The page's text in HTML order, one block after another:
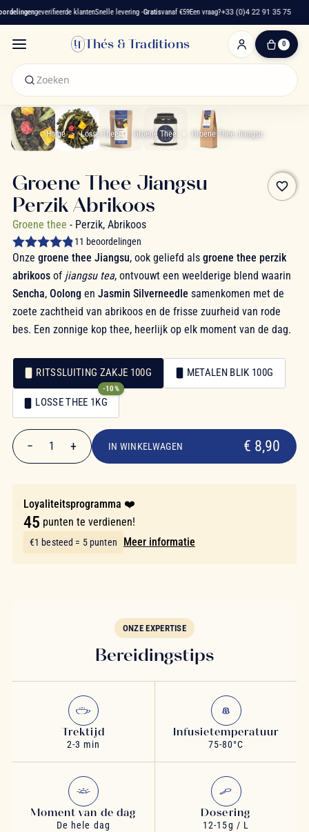
geverifieerde klantenSnelle levering -Gratisvanaf €59Een vraag?+33 (0)4 22 91 35 75
Thés & Traditions 0
0
Home Losse Thee Groene Thee Groene Thee Jiangsu
favorite_border
Groene Thee Jiangsu
Perzik Abrikoos
Groene thee - Perzik, Abrikoos
11 beoordelingen
Onze groene thee Jiangsu, ook geliefd als groene thee perzik
abrikoosof jiangsu tea, ontvouwt een weelderige blend waarin
Sencha, Oolong en Jasmin Silverneedle samenkomen met de
zoete zachtheid van abrikoos en de frisse zuurheid van rode
bes. Een zonnige kop thee, heerlijk op elk moment van de dag.
Verpakking
Verpakking
RITSSLUITING ZAKJE 100G METALEN BLIK 100G
LOSSE THEE 1KG
-10%
€ 8,90
− 1 + IN WINKELWAGEN € 8,90
Loyaliteitsprogramma ❤️
45 punten te verdienen!
€1 besteed = 5 punten Meer informatie
ONZE EXPERTISE
Bereidingstips
Trektijd
2-3 min
Infusietemperatuur
75-80°C
Moment van de dag
De hele dag
Dosering
12-15g / L